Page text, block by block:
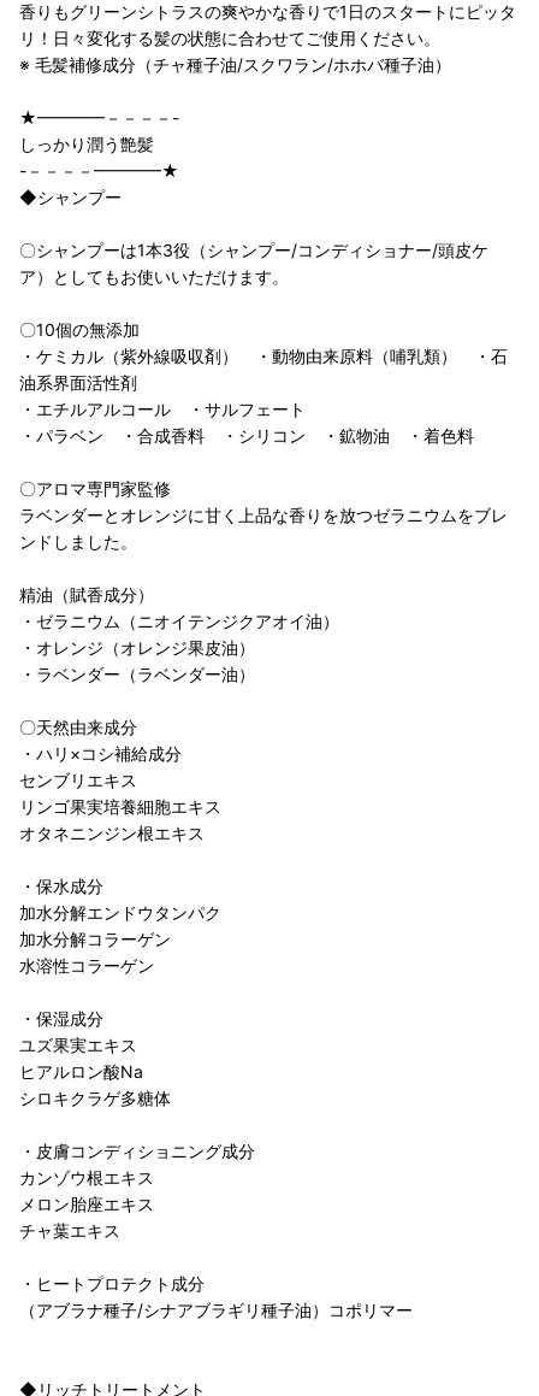
香りもグリーンシトラスの爽やかな香りで1日のスタートにピッタ
リ！日々変化する髪の状態に合わせてご使用ください。
※ 毛髪補修成分（チャ種子油/スクワラン/ホホバ種子油）
★━━━━－－－－-
しっかり潤う艶髪
-－－－－━━━━★
◆シャンプー
〇シャンプーは1本3役（シャンプー/コンディショナー/頭皮ケ
ア）としてもお使いいただけます。
〇10個の無添加
・ケミカル（紫外線吸収剤） ・動物由来原料（哺乳類） ・石
油系界面活性剤
・エチルアルコール ・サルフェート
・パラベン ・合成香料 ・シリコン ・鉱物油 ・着色料
〇アロマ専門家監修
ラベンダーとオレンジに甘く上品な香りを放つゼラニウムをブレ
ンドしました。
精油（賦香成分）
・ゼラニウム（ニオイテンジクアオイ油）
・オレンジ（オレンジ果皮油）
・ラベンダー（ラベンダー油）
〇天然由来成分
・ハリ×コシ補給成分
センブリエキス
リンゴ果実培養細胞エキス
オタネニンジン根エキス
・保水成分
加水分解エンドウタンパク
加水分解コラーゲン
水溶性コラーゲン
・保湿成分
ユズ果実エキス
ヒアルロン酸Na
シロキクラゲ多糖体
・皮膚コンディショニング成分
カンゾウ根エキス
メロン胎座エキス
チャ葉エキス
・ヒートプロテクト成分
（アブラナ種子/シナアブラギリ種子油）コポリマー
◆リッチトリートメント